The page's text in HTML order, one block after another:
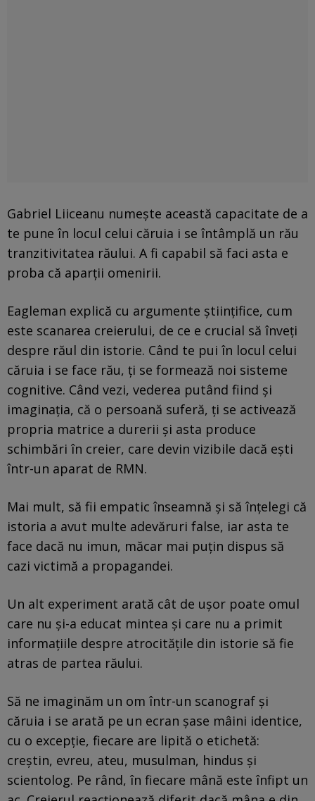
Gabriel Liiceanu numește această capacitate de a
te pune în locul celui căruia i se întâmplă un rău
tranzitivitatea răului. A fi capabil să faci asta e
proba că aparții omenirii.
Eagleman explică cu argumente științifice, cum
este scanarea creierului, de ce e crucial să înveți
despre răul din istorie. Când te pui în locul celui
căruia i se face rău, ți se formează noi sisteme
cognitive. Când vezi, vederea putând fiind și
imaginația, că o persoană suferă, ți se activează
propria matrice a durerii și asta produce
schimbări în creier, care devin vizibile dacă ești
într-un aparat de RMN.
Mai mult, să fii empatic înseamnă și să înțelegi că
istoria a avut multe adevăruri false, iar asta te
face dacă nu imun, măcar mai puțin dispus să
cazi victimă a propagandei.
Un alt experiment arată cât de ușor poate omul
care nu și-a educat mintea și care nu a primit
informațiile despre atrocitățile din istorie să fie
atras de partea răului.
Să ne imaginăm un om într-un scanograf și
căruia i se arată pe un ecran șase mâini identice,
cu o excepție, fiecare are lipită o etichetă:
creștin, evreu, ateu, musulman, hindus și
scientolog. Pe rând, în fiecare mână este înfipt un